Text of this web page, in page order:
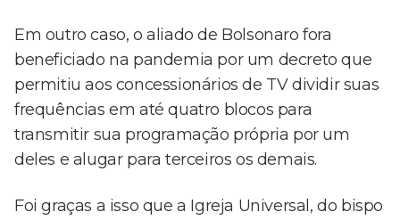
Em outro caso, o aliado de Bolsonaro fora
beneficiado na pandemia por um decreto que
permitiu aos concessionários de TV dividir suas
frequências em até quatro blocos para
transmitir sua programação própria por um
deles e alugar para terceiros os demais.
Foi graças a isso que a Igreja Universal, do bispo